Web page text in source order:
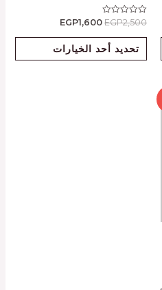
تم
التقييم
0
من
EGP2,500
EGP1,600
تحديد أحد الخيارات